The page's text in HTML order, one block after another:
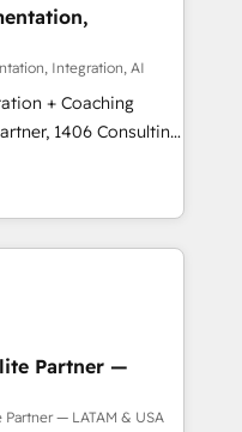
Marketing -
CMS Website
transparent,
guidance you
Integration, AI
+ Coaching
transform how
don't just build your
to own it, then stay
Alignment +
AI & Custom
& Data
We fix what others
Partner —
— LATAM & USA